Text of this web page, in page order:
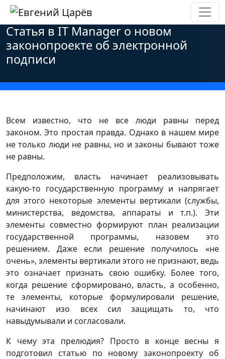
Главная»Новости»Инновации
Статья в IT Manager о новом
законопроекте об электронной
подписи
Всем известно, что не все люди равны перед
законом. Это простая правда. Однако в нашем мире
не только люди не равны, но и законы бывают тоже
не равны.
Предположим, власть начинает реализовывать
какую-то государственную программу и напрягает
для этого некоторые элементы вертикали (службы,
министерства, ведомства, аппараты и т.п.). Эти
элементы совместно формируют план реализации
государственной программы, назовем это
решением. Даже если решение получилось «не
очень», элементы вертикали этого не признают, ведь
это означает признать свою ошибку. Более того,
когда решение сформировано, власть, а особенно,
те элементы, которые формулировали решение,
начинают изо всех сил защищать то, что
навыдумывали и согласовали.
К чему эта прелюдия? Просто в конце весны я
подготовил статью по новому законопроекту об